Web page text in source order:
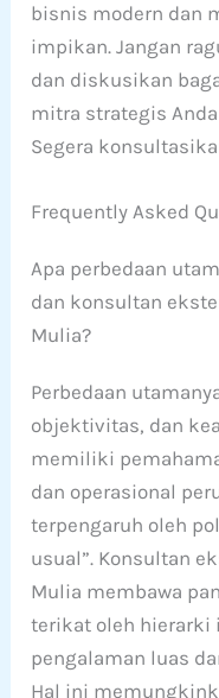
bisnis modern dan
impikan. Jangan
dan diskusikan
mitra strategis
Segera
Frequently Asked
Apa perbedaan
dan konsultan
Mulia?
Perbedaan
objektivitas, dan
memiliki
dan operasional
terpengaruh oleh
usual”. Konsultan
Mulia membawa
terikat oleh hierarki
pengalaman luas
Hal ini